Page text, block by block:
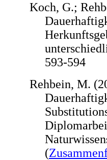
Koch, G.;
593-594
Rehbein, M.
(